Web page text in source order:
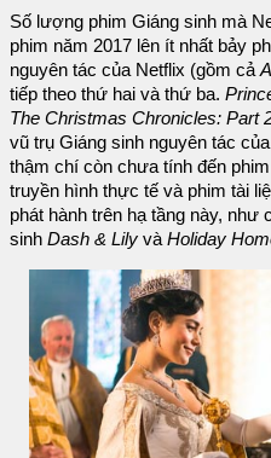
Số lượng phim Giáng sinh mà
phim năm 2017 lên ít nhất bảy
nguyên tác của Netflix (gồm cả
tiếp theo thứ hai và thứ ba.
The Christmas Chronicles: Part
vũ trụ Giáng sinh nguyên tác
thậm chí còn chưa tính đến
truyền hình thực tế và phim tài
phát hành trên hạ tầng này, như
sinh Dash & Lily và Holiday